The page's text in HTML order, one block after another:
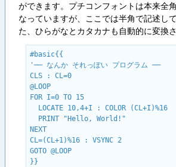
ができます。プチコンフォントは本来全
なっていますが、ここでは半角で記述し
た、ひらがなとカタカナも自動的に変換さ
#basic{{
'── なんか それっぽい プログラム ──
CLS : CL=0
@LOOP
FOR I=0 TO 15
NEXT
CL=(CL+1)%16 : VSYNC 2
GOTO @LOOP
}}